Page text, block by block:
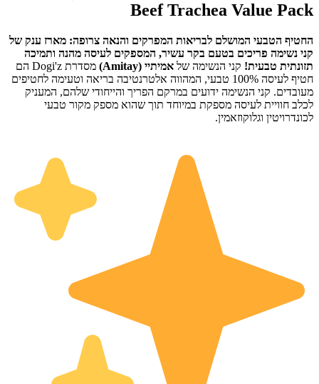
Beef Trachea Value Pack
החטיף הטבעי המושלם לבריאות המפרקים והנאה צרופה: מארז ענק של
קני נשימה פריכים בטעם בקר עשיר, המספקים לעיסה מהנה ותמיכה
תזונתית טבעית! קני הנשימה של אמיתיי (Amitay)
מסדרת Dogi'z הם
חטיף לעיסה 100% טבעי, המהווה אלטרנטיבה בריאה וטעימה לחטיפים
מעובדים. קני הנשימה ידועים במרקם הפריך והייחודי שלהם, המעניק
לכלב חוויית לעיסה מספקת במיוחד תוך שהוא מספק מקור טבעי
לכונדרויטין וגלוקוזאמין.